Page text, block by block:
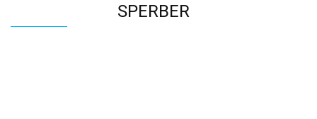
SPERBER